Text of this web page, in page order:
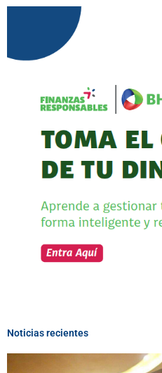
Noticias recientes